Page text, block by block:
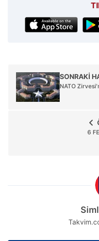
SONRAKİ
NATO
6